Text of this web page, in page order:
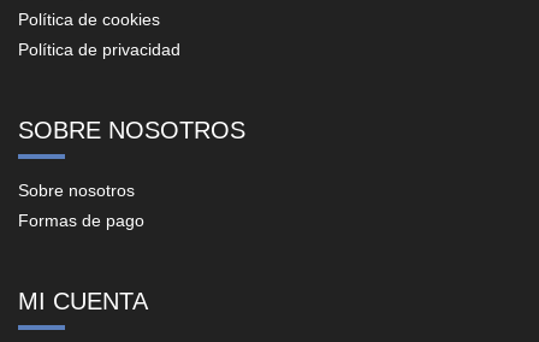
Política de cookies
Política de privacidad
SOBRE NOSOTROS
Sobre nosotros
Formas de pago
MI CUENTA